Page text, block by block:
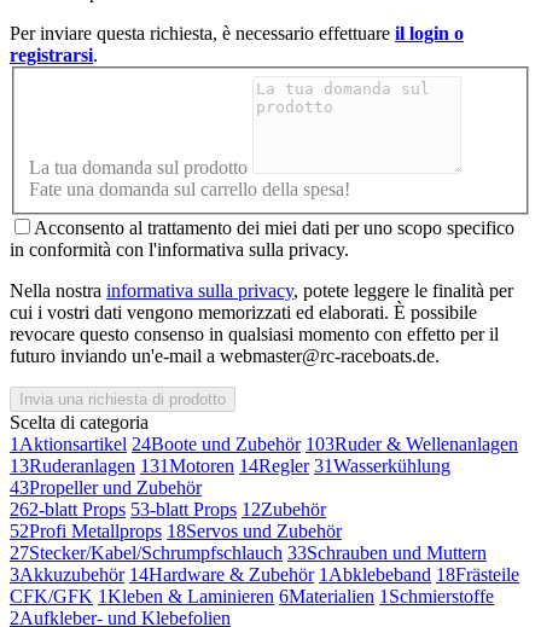
Per inviare questa richiesta, è necessario effettuare il login o
registrarsi.
La tua domanda sul prodotto
Fate una domanda sul carrello della spesa!
Acconsento al trattamento dei miei dati per uno scopo specifico
in conformità con l'informativa sulla privacy.
Nella nostra informativa sulla privacy, potete leggere le finalità per
cui i vostri dati vengono memorizzati ed elaborati. È possibile
revocare questo consenso in qualsiasi momento con effetto per il
futuro inviando un'e-mail a webmaster@rc-raceboats.de.
Invia una richiesta di prodotto
Scelta di categoria
1 Aktionsartikel 24Boote und Zubehör 103Ruder & Wellenanlagen
13Ruderanlagen 131Motoren 14Regler 31Wasserkühlung
43Propeller und Zubehör
262-blatt Props 53-blatt Props 12Zubehör
52Profi Metallprops 18Servos und Zubehör
27Stecker/Kabel/Schrumpfschlauch 33Schrauben und Muttern
3Akkuzubehör 14Hardware & Zubehör 1 Abklebeband 18Frästeile
CFK/GFK 1Kleben & Laminieren 6Materialien 1 Schmierstoffe
2Aufkleber- und Klebefolien